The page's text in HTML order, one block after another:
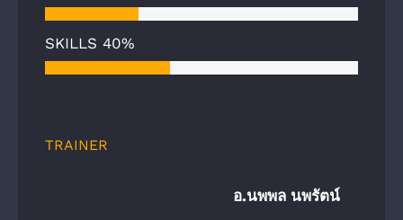
SKILLS 40%
TRAINER
อ.นพพล นพรัตน์